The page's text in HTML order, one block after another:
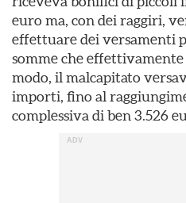
euro ma, con dei raggiri,
effettuare dei versamenti
somme che
modo, il malcapitato
importi, fino al
complessiva di ben 3.526